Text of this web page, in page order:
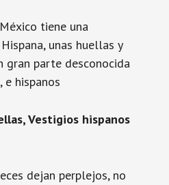
tiene una
unas huellas y
gran parte desconocida
e hispanos
Vestigios hispanos
dejan perplejos, no